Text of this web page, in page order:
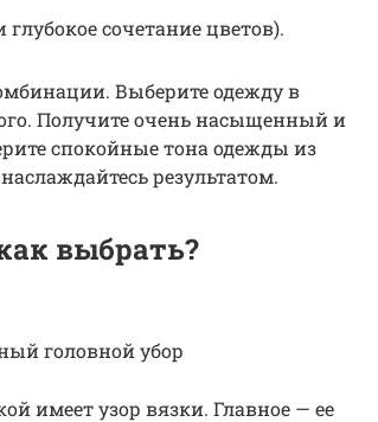
сочетание цветов).
Выберите одежду в
Получите очень насыщенный и
спокойные тона одежды из
результатом.
выбрать?
головной убор
имеет узор вязки. Главное — ее